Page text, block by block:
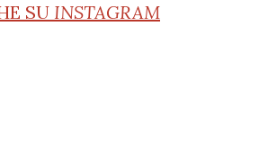
SU INSTAGRAM